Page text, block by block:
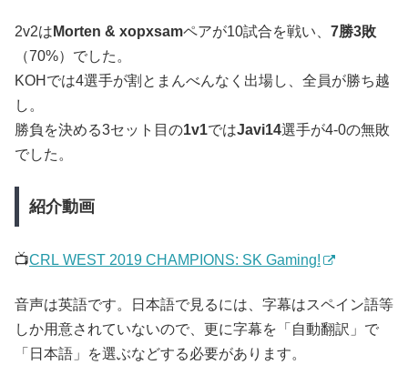
2v2は Morten & xopxsamペアが10試合を戦い、 7勝3敗
（70%）でした。
KOHでは4選手が割とまんべんなく出場し、全員が勝ち越
し。
勝負を決める3セット目の1v1ではJavi14選手が4-0の無敗
でした。
紹介動画
📺CRL WEST 2019 CHAMPIONS: SK Gaming!
音声は英語です。日本語で見るには、字幕はスペイン語等
しか用意されていないので、更に字幕を「自動翻訳」で
「日本語」を選ぶなどする必要があります。